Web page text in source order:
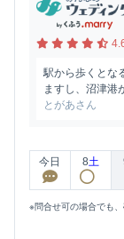
駅から歩くとな
ますし、沼津港
とがあさん
今日 8土
※問合せ可の場合でも